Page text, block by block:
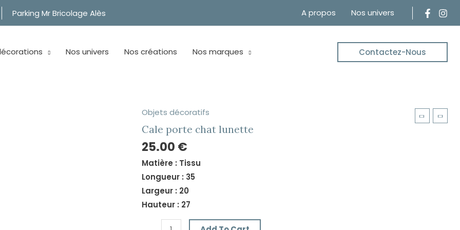
Parking Mr Bricolage Alès A propos Nos univers
Nos univers Nos créations Nos marques Contactez-Nous
Objets décoratifs
Cale porte chat lunette
25.00 €
Matière : Tissu
Longueur : 35
Largeur : 20
Hauteur : 27
Cale
porte
chat